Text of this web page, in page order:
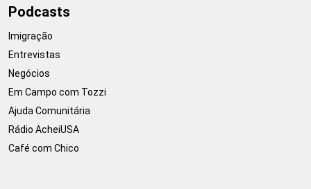
Podcasts
Imigração
Entrevistas
Negócios
Em Campo com Tozzi
Ajuda Comunitária
Rádio AcheiUSA
Café com Chico